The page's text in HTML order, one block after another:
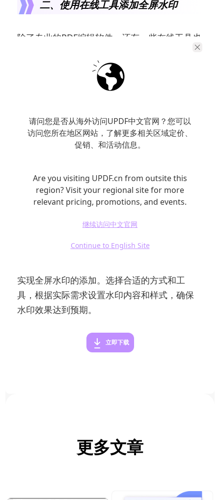
请问您是否从海外访问UPDF中文官网？您可以
访问您所在地区网站，了解更多相关区域定价、
促销、和活动信息。
Are you visiting UPDF.cn from outsite this
region? Visit your regional site for more
relevant pricing, promotions, and events.
继续访问中文官网
Continue to English Site
二、使用在线工具添加全屏水印
除了专业的PDF编辑软件，还有一些在线工具也
常用的在线工具包括Smallpdf、PDF Candy
等，用户可以根据需求选择合适的工具进行操
在使用在线工具添加全屏水印时，一般只需上
传需要添加水印的PDF文件，设置水印内容和样
总结
的标识，提升文件的专业程度和安全性。通过
实现全屏水印的添加。选择合适的方式和工
具，根据实际需求设置水印内容和样式，确保
水印效果达到预期。
立即下载
更多文章